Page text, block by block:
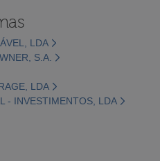
LDA
S.A.
LDA
- INVESTIMENTOS, LDA